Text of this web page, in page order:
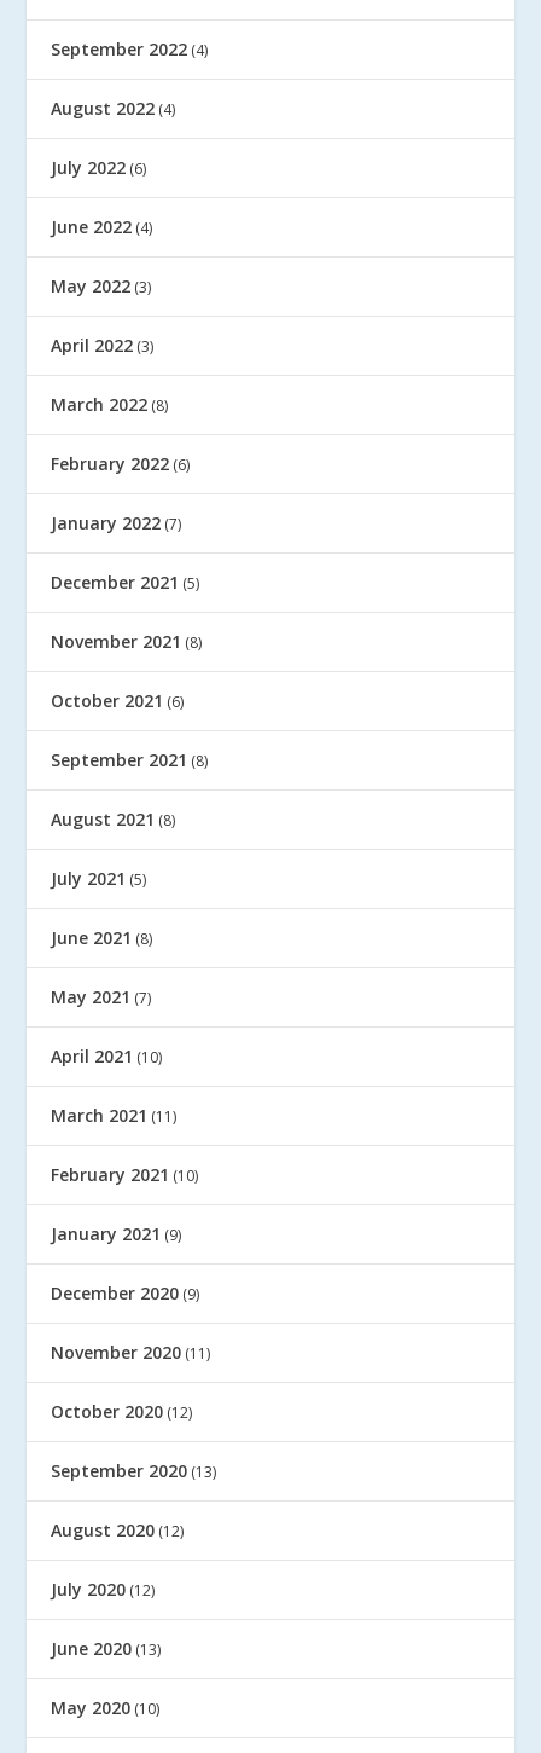
September 2022 (4)
August 2022 (4)
July 2022 (6)
June 2022 (4)
May 2022 (3)
April 2022 (3)
March 2022 (8)
February 2022 (6)
January 2022 (7)
December 2021 (5)
November 2021 (8)
October 2021 (6)
September 2021 (8)
August 2021 (8)
July 2021 (5)
June 2021 (8)
May 2021 (7)
April 2021 (10)
March 2021 (11)
February 2021 (10)
January 2021 (9)
December 2020 (9)
November 2020 (11)
October 2020 (12)
September 2020 (13)
August 2020 (12)
July 2020 (12)
June 2020 (13)
May 2020 (10)